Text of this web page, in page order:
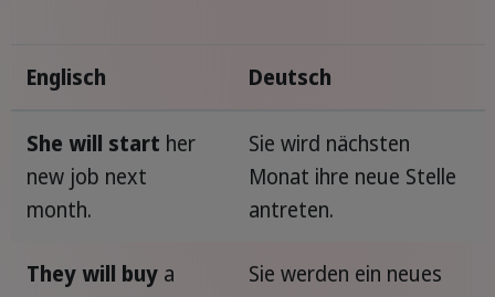
Englisch Deutsch
She will start her
new job next
month.
Sie wird nächsten
Monat ihre neue Stelle
antreten.
They will buya
Sie werden ein neues